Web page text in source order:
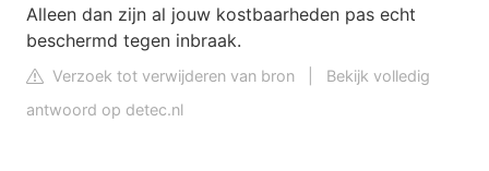
Alleen dan zijn al jouw kostbaarheden pas echt
beschermd tegen inbraak.
Verzoek tot verwijderen van bron
Bekijk volledig
antwoord op detec.nl